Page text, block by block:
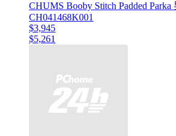
CHUMS Booby Stitch Padded
CH041468K001
$3,945
$5,261